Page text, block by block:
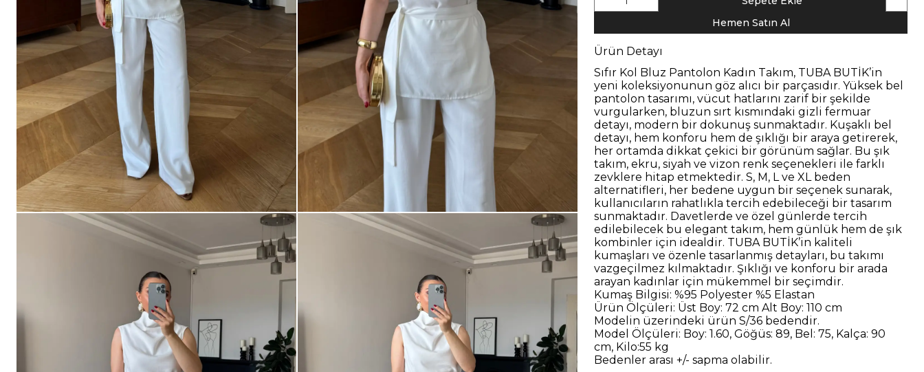
Hemen Satın Al
Ürün Detayı
Sıfır Kol Bluz Pantolon Kadın Takım, TUBA BUTİK’in
yeni koleksiyonunun göz alıcı bir parçasıdır. Yüksek bel
pantolon tasarımı, vücut hatlarını zarif bir şekilde
vurgularken, bluzun sırt kısmındaki gizli fermuar
detayı, modern bir dokunuş sunmaktadır. Kuşaklı bel
detayı, hem konforu hem de şıklığı bir araya getirerek,
her ortamda dikkat çekici bir görünüm sağlar. Bu şık
takım, ekru, siyah ve vizon renk seçenekleri ile farklı
zevklere hitap etmektedir. S, M, L ve XL beden
alternatifleri, her bedene uygun bir seçenek sunarak,
kullanıcıların rahatlıkla tercih edebileceği bir tasarım
sunmaktadır. Davetlerde ve özel günlerde tercih
edilebilecek bu elegant takım, hem günlük hem de şık
kombinler için idealdir. TUBA BUTİK’in kaliteli
kumaşları ve özenle tasarlanmış detayları, bu takımı
vazgeçilmez kılmaktadır. Şıklığı ve konforu bir arada
arayan kadınlar için mükemmel bir seçimdir.
Kumaş Bilgisi: %95 Polyester %5 Elastan
Ürün Ölçüleri: Üst Boy: 72 cm Alt Boy: 110 cm
Modelin üzerindeki ürünS/36 bedendir.
Model Ölçüleri: Boy: 1.60, Göğüs: 89, Bel: 75, Kalça: 90
cm, Kilo:55 kg
Bedenler arası +/- sapma olabilir.